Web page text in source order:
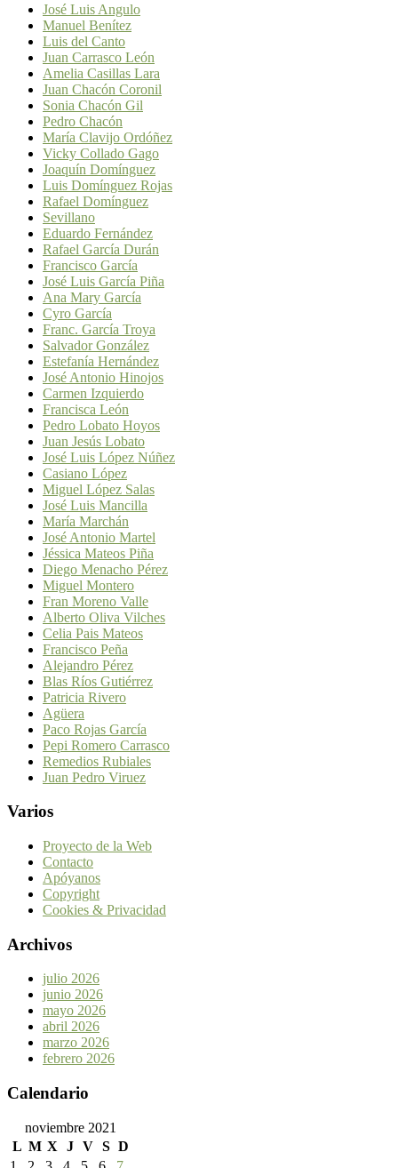
José Luis Angulo
Manuel Benítez
Luis del Canto
Juan Carrasco León
Amelia Casillas Lara
Juan Chacón Coronil
Sonia Chacón Gil
Pedro Chacón
María Clavijo Ordóñez
Vicky Collado Gago
Joaquín Domínguez
Luis Domínguez Rojas
Rafael Domínguez
Sevillano
Eduardo Fernández
Rafael García Durán
Francisco García
José Luis García Piña
Ana Mary García
Cyro García
Franc. García Troya
Salvador González
Estefanía Hernández
José Antonio Hinojos
Carmen Izquierdo
Francisca León
Pedro Lobato Hoyos
Juan Jesús Lobato
José Luis López Núñez
Casiano López
Miguel López Salas
José Luis Mancilla
María Marchán
José Antonio Martel
Jéssica Mateos Piña
Diego Menacho Pérez
Miguel Montero
Fran Moreno Valle
Alberto Oliva Vilches
Celia Pais Mateos
Francisco Peña
Alejandro Pérez
Blas Ríos Gutiérrez
Patricia Rivero
Agüera
Paco Rojas García
Pepi Romero Carrasco
Remedios Rubiales
Juan Pedro Viruez
Varios
Proyecto de la Web
Contacto
Apóyanos
Copyright
Cookies & Privacidad
Archivos
julio 2026
junio 2026
mayo 2026
abril 2026
marzo 2026
febrero 2026
Calendario
noviembre 2021
L M X J V S D